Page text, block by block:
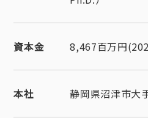
資本金 8,467百万円
本社 静岡県沼津市大